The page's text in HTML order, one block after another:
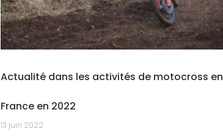
Actualité dans les activités de motocross en
France en 2022
13 juin 2022